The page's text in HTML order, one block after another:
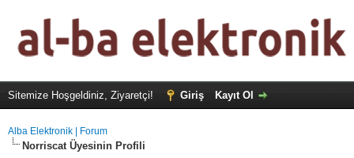
Sitemize Hoşgeldiniz, Ziyaretçi! Giriş Kayıt Ol
Alba Elektronik | Forum
Norriscat Üyesinin Profili